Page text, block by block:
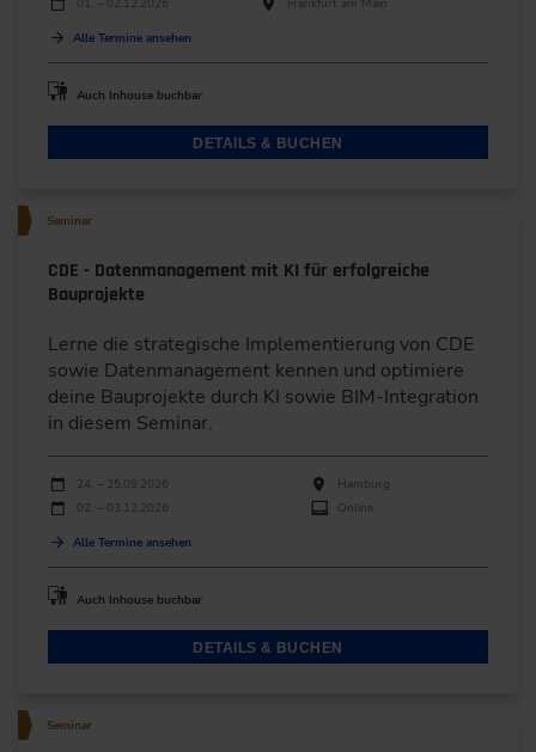
01. – 02.12.2026 Frankfurt am Main
Alle Termine ansehen
Auch Inhouse buchbar
DETAILS & BUCHEN
Seminar
CDE - Datenmanagement mit KI für erfolgreiche
Bauprojekte
Lerne die strategische Implementierung von CDE
sowie Datenmanagement kennen und optimiere
deine Bauprojekte durch KI sowie BIM-Integration
in diesem Seminar.
Durchführungen
Veranstaltungsdatum
24. – 25.09.2026
Hamburg
02. – 03.12.2026
Online
Alle Termine ansehen
Auch Inhouse buchbar
DETAILS & BUCHEN
Seminar